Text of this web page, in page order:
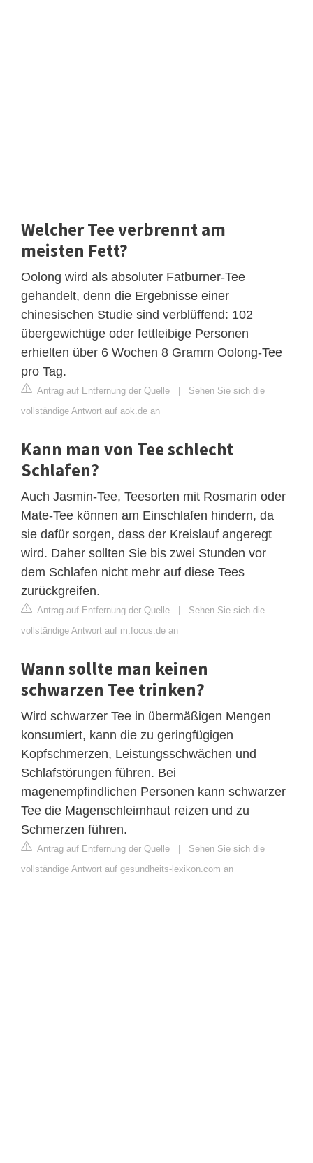
Welcher Tee verbrennt am
meisten Fett?
Oolong wird als absoluter Fatburner-Tee
gehandelt, denn die Ergebnisse einer
chinesischen Studie sind verblüffend: 102
übergewichtige oder fettleibige Personen
erhielten über 6 Wochen 8 Gramm Oolong-Tee
pro Tag.
Antrag auf Entfernung der Quelle | Sehen Sie sich die
vollständige Antwort auf aok.de an
Kann man von Tee schlecht
Schlafen?
Auch Jasmin-Tee, Teesorten mit Rosmarin oder
Mate-Tee können am Einschlafen hindern, da
sie dafür sorgen, dass der Kreislauf angeregt
wird. Daher sollten Sie bis zwei Stunden vor
dem Schlafen nicht mehr auf diese Tees
zurückgreifen.
Antrag auf Entfernung der Quelle | Sehen Sie sich die
vollständige Antwort auf m.focus.de an
Wann sollte man keinen
schwarzen Tee trinken?
Wird schwarzer Tee in übermäßigen Mengen
konsumiert, kann die zu geringfügigen
Kopfschmerzen, Leistungsschwächen und
Schlafstörungen führen. Bei
magenempfindlichen Personen kann schwarzer
Tee die Magenschleimhaut reizen und zu
Schmerzen führen.
Antrag auf Entfernung der Quelle | Sehen Sie sich die
vollständige Antwort auf gesundheits-lexikon.com an